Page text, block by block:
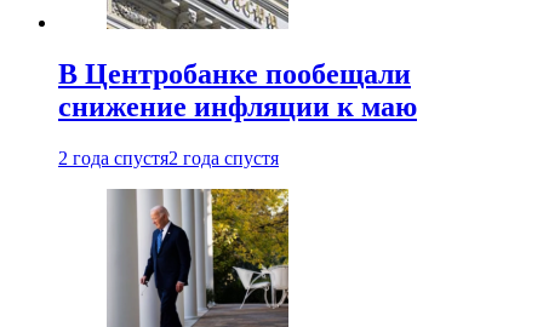
В Центробанке пообещали
снижение инфляции к маю
2 года спустя2 года спустя